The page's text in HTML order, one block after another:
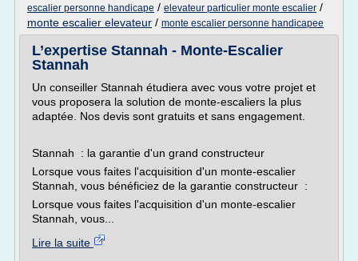
escalier personne handicape / elevateur particulier monte escalier /
monte escalier elevateur / monte escalier personne handicapee
L’expertise Stannah - Monte-Escalier
Stannah
Un conseiller Stannah étudiera avec vous votre projet et
vous proposera la solution de monte-escaliers la plus
adaptée. Nos devis sont gratuits et sans engagement.
Stannah : la garantie d'un grand constructeur
Lorsque vous faites l'acquisition d'un monte-escalier
Stannah, vous bénéficiez de la garantie constructeur :
Lorsque vous faites l'acquisition d'un monte-escalier
Stannah, vous...
Lire la suite